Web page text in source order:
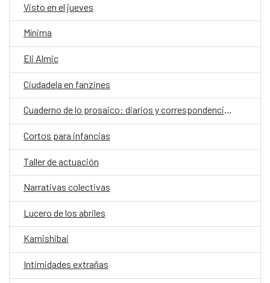
Visto en el jueves
Mínima
Eli Almic
Ciudadela en fanzines
Cuaderno de lo prosaico: diarios y correspondencias
Cortos para infancias
Taller de actuación
Narrativas colectivas
Lucero de los abriles
Kamishibai
Intimidades extrañas